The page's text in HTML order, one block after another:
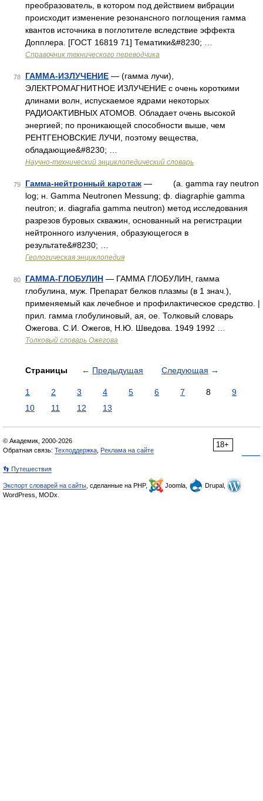
преобразователь, в котором под действием вибрации
происходит изменение резонансного поглощения гамма
квантов источника в поглотителе вследствие эффекта
Допплера. [ГОСТ 16819 71] Тематики&#8230; …
Справочник технического переводчика
78 ГАММА-ИЗЛУЧЕНИЕ — (гамма лучи),
ЭЛЕКТРОМАГНИТНОЕ ИЗЛУЧЕНИЕ с очень короткими
длинами волн, испускаемое ядрами некоторых
РАДИОАКТИВНЫХ АТОМОВ. Обладает очень высокой
энергией; по проникающей способности выше, чем
РЕНТГЕНОВСКИЕ ЛУЧИ, поэтому вещества,
обладающие&#8230; …
Научно-технический энциклопедический словарь
79 Гамма-нейтронный каротаж — (a. gamma ray neutron
log; н. Gamma Neutronen Messung; ф. diagraphie gamma
neutron; и. diagrafia gamma neutron) метод исследования
разрезов буровых скважин, основанный на регистрации
нейтронного излучения, образующегося в
результате&#8230; …
Геологическая энциклопедия
80 ГАММА-ГЛОБУЛИН — ГАММА ГЛОБУЛИН, гамма
глобулина, муж. Препарат белков плазмы (в 1 знач.),
применяемый как лечебное и профилактическое средство. |
прил. гамма глобулиновый, ая, ое. Толковый словарь
Ожегова. С.И. Ожегов, Н.Ю. Шведова. 1949 1992 …
Толковый словарь Ожегова
Страницы ← Предыдущая Следующая →
1 2 3 4 5 6 7 8
9
10
11 12 13
18+
© Академик, 2000-2026
Обратная связь: Техподдержка Реклама на сайте
👣 Путешествия
Экспорт словарей на сайты , сделанные на PHP, Joomla,
Drupal,
WordPress, MODx.